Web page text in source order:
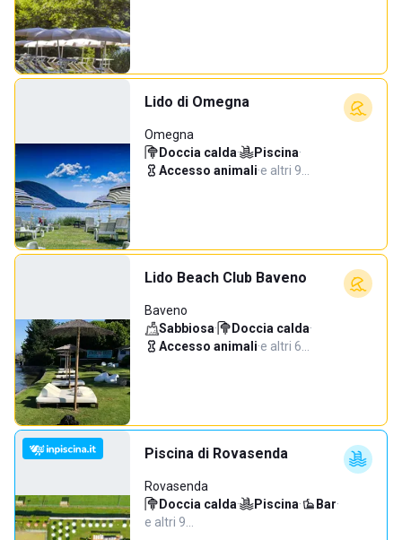
Lido di Omegna
Omegna
Doccia calda· Piscina·
Accesso animali·e altri 9…
Lido Beach Club Baveno
Baveno
Sabbiosa· Doccia calda·
Accesso animali·e altri 6…
Piscina di Rovasenda
Rovasenda
Doccia calda· Piscina· Bar·
e altri 9…